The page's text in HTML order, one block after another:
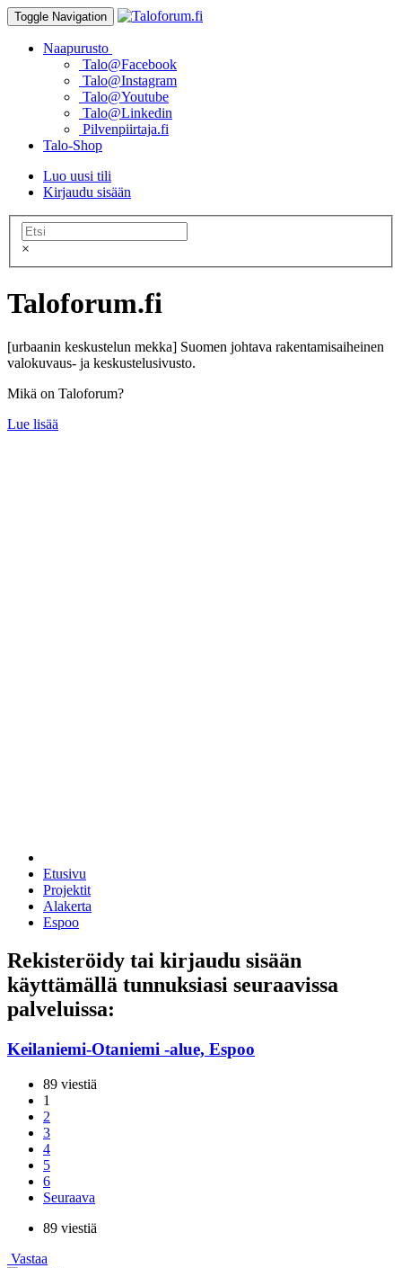
Toggle Navigation
Naapurusto
Talo@Facebook
Talo@Instagram
Talo@Youtube
Talo@Linkedin
Pilvenpiirtaja.fi
Talo-Shop
Luo uusi tili
Kirjaudu sisään
×
Taloforum.fi
[urbaanin keskustelun mekka] Suomen johtava rakentamisaiheinen
valokuvaus- ja keskustelusivusto.
Mikä on Taloforum?
Lue lisää
Etusivu
Projektit
Alakerta
Espoo
Rekisteröidy tai kirjaudu sisään
käyttämällä tunnuksiasi seuraavissa
palveluissa:
Keilaniemi-Otaniemi -alue, Espoo
89 viestiä
1
2
3
4
5
6
Seuraava
89 viestiä
Vastaa